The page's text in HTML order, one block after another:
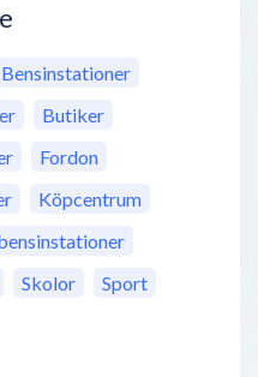
Bensinstationer
Butiker
Fordon
Köpcentrum
Skolor
Sport